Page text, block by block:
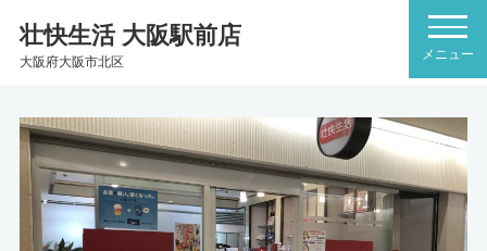
壮快生活 大阪駅前店
大阪府大阪市北区